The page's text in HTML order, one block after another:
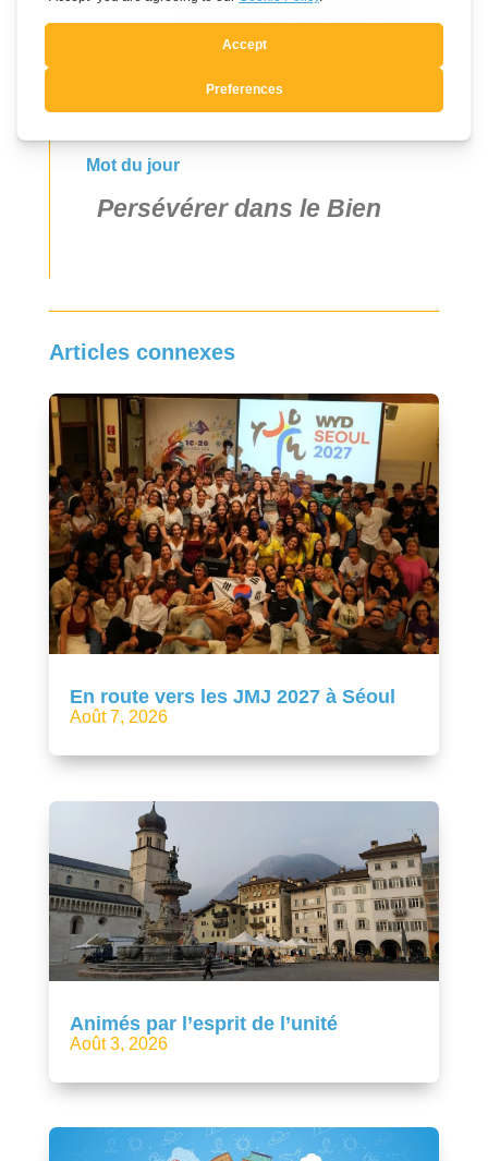
Oui, je souhaite m'inscrire
Mot du jour
Persévérer dans le Bien
Articles connexes
En route vers les JMJ 2027 à Séoul
Août 7, 2026
Animés par l’esprit de l’unité
Août 3, 2026